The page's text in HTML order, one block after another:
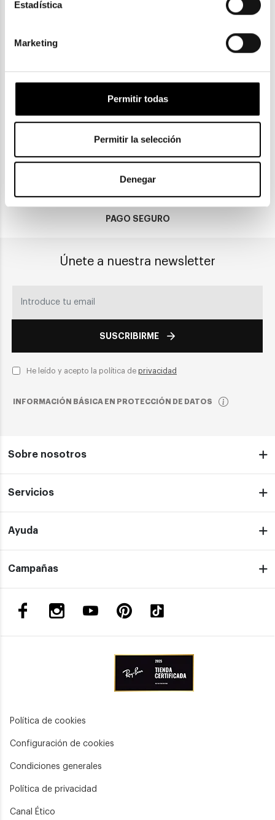
Estadística
Marketing
Permitir todas
Permitir la selección
Denegar
90,40€
ENVIOS Y DEVOLUCIONES
CLICK & COLLECT
PAGO SEGURO
Únete a nuestra newsletter
SUSCRIBIRME
He leído y acepto la política de privacidad
INFORMACIÓN BÁSICA EN PROTECCIÓN DE DATOS
Sobre nosotros
Servicios
Ayuda
Campañas
Política de cookies
Configuración de cookies
Condiciones generales
Política de privacidad
Canal Ético